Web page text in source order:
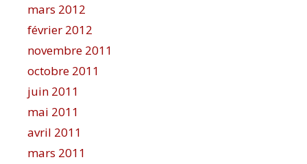
mars 2012
février 2012
novembre 2011
octobre 2011
juin 2011
mai 2011
avril 2011
mars 2011